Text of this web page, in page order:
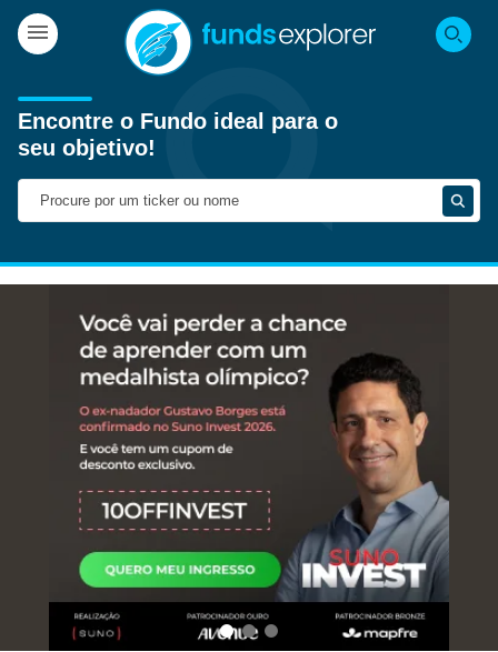
Encontre o Fundo ideal para o
seu objetivo!